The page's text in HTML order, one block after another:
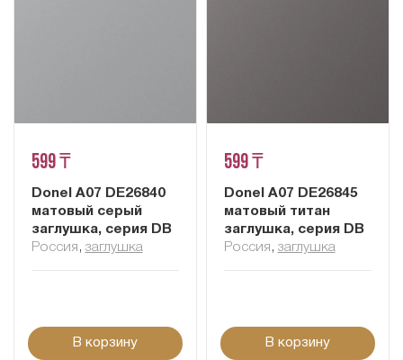
599 ₸
Donel A07 DE26840
матовый серый
заглушка, серия DB
Россия , заглушка
В корзину
599 ₸
Donel A07 DE26845
матовый титан
заглушка, серия DB
Россия , заглушка
В корзину